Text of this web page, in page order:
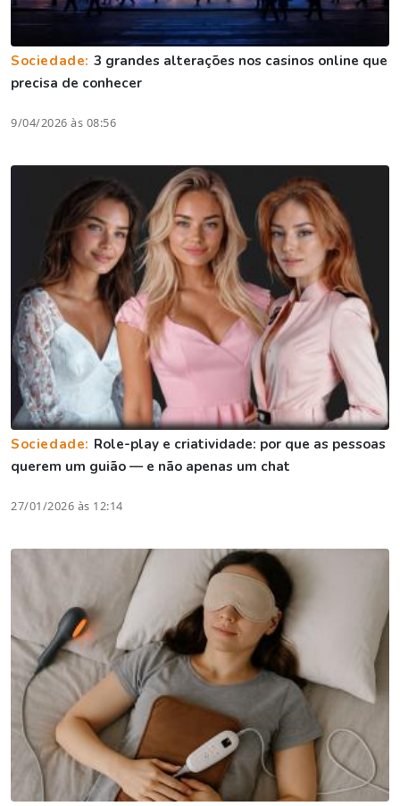
Sociedade: 3 grandes alterações nos casinos online que
precisa de conhecer
9/04/2026 às 08:56
Sociedade: Role-play e criatividade: por que as pessoas
querem um guião — e não apenas um chat
27/01/2026 às 12:14